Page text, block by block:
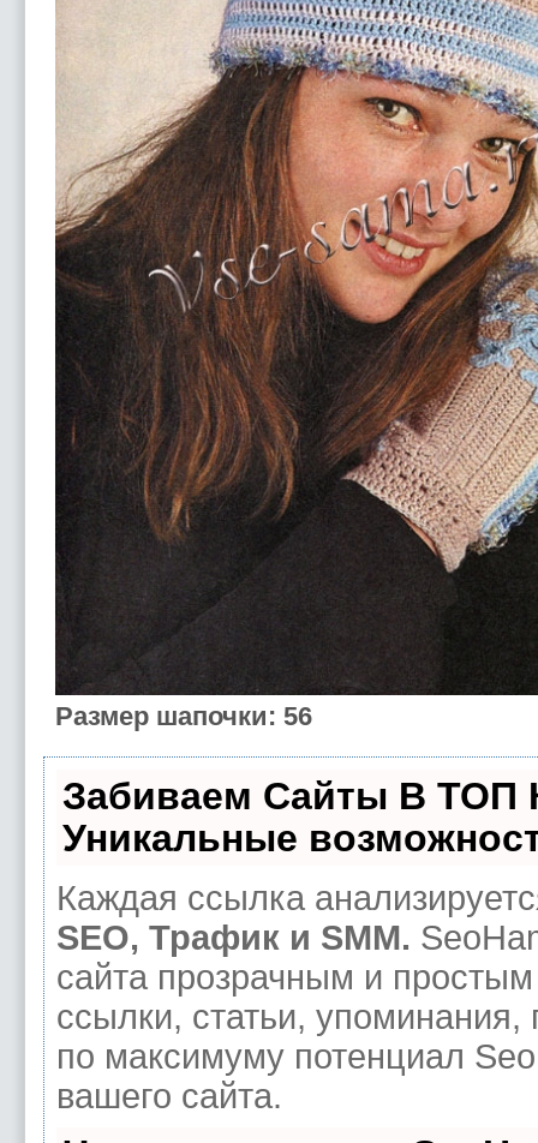
Размер шапочки: 56
Забиваем Сайты В
Уникальные
Каждая ссылка
SEO, Трафик и SMM.
сайта прозрачным и
ссылки, статьи,
по максимуму потенциал
вашего сайта.